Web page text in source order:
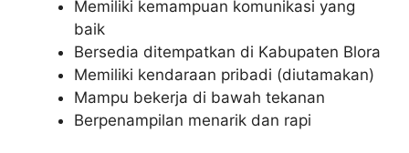
Memiliki kemampuan komunikasi yang
baik
Bersedia ditempatkan di Kabupaten Blora
Memiliki kendaraan pribadi (diutamakan)
Mampu bekerja di bawah tekanan
Berpenampilan menarik dan rapi